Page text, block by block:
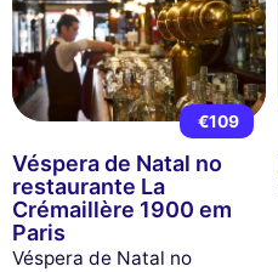
€109
Véspera de Natal no
restaurante La
Crémaillère 1900 em
Paris
Véspera de Natal no